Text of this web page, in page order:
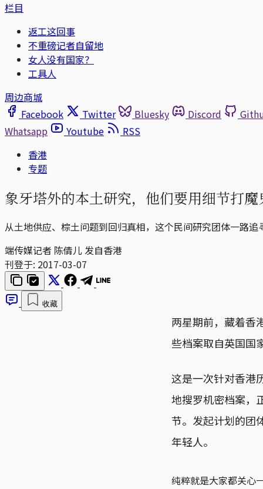
栏目
返工这回事
不重磅记者自留地
女人没有国家？
工具人
周边商城
Facebook
Twitter Bluesky Discord
Whatsapp
Youtube
RSS
香港
专题
象牙塔外的本土研究，他们要用细节打魔
从土地供应、棕土问题到回归真相，这个民间研究团体一路
端传媒记者 陈倩儿 发自香港
刊登于: 2017-03-07
收藏
两星期前，藏着香
些档案取自英国国
这是一次针对香港
地搜罗机密档案，
节。发起计划的团
年轻人。
纯粹就是大家都关心